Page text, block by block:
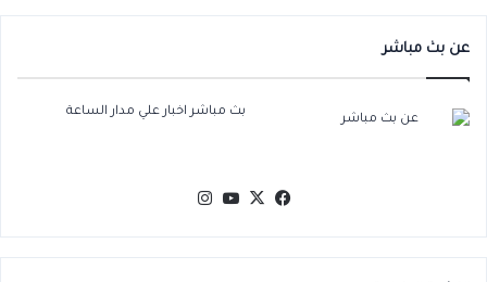
عن بث مباشر
بث مباشر اخبار علي مدار الساعة
فيسبوك
‫X
‫YouTube